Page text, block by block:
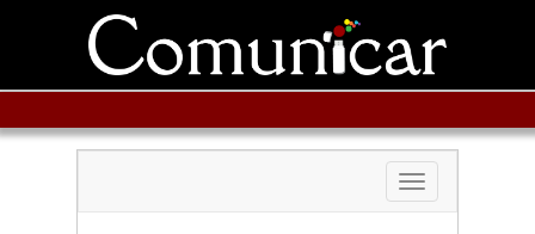
Toggle
navigation